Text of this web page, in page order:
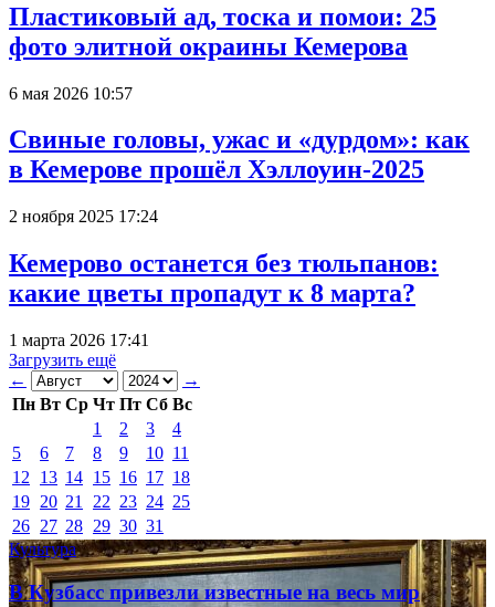
Пластиковый ад, тоска и помои: 25
фото элитной окраины Кемерова
6 мая 2026 10:57
Свиные головы, ужас и «дурдом»: как
в Кемерове прошёл Хэллоуин-2025
2 ноября 2025 17:24
Кемерово останется без тюльпанов:
какие цветы пропадут к 8 марта?
1 марта 2026 17:41
Загрузить ещё
←
→
Пн Вт Ср Чт Пт Сб Вс
1
2 3
4
5
6 7 8 9 10 11
12
13 14 15 16 17 18
19 20 21 22 23 24 25
26 27 28 29 30 31
Культура
В Кузбасс привезли известные на весь мир